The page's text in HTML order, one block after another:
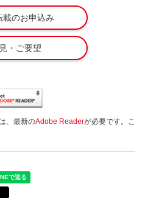
載のお申込み
・ご要望
、最新のAdobe Readerが必要です。こ